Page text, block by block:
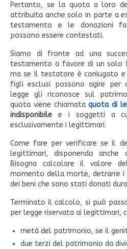
Pertanto, se la quota a loro
attribuita anche solo in parte a
testamento e le donazioni
possono essere contestati.
Siamo di fronte ad una
testamento a favore di un solo
ma se il testatore è coniugato
figli esclusi possono agire
legge gli riconosce sul
quota viene chiamataquota di
indisponibile e i soggetti a
esclusivamente i legittimari.
Come fare per verificare se il
legittimari, disponendo anche
Bisogna calcolare il valore
momento della morte, detrarre i
dei beni che sono stati donati
Terminato il calcolo, si può
per legge riservata ai legittimari,
metà del patrimonio, se il
due terzi del patrimonio da